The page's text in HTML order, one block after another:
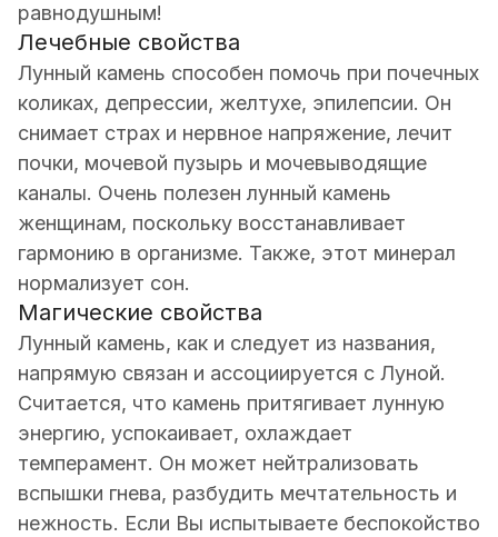
равнодушным!
Лечебные свойства
Лунный камень способен помочь при почечных
коликах, депрессии, желтухе, эпилепсии. Он
снимает страх и нервное напряжение, лечит
почки, мочевой пузырь и мочевыводящие
каналы. Очень полезен лунный камень
женщинам, поскольку восстанавливает
гармонию в организме. Также, этот минерал
нормализует сон.
Магические свойства
Лунный камень, как и следует из названия,
напрямую связан и ассоциируется с Луной.
Считается, что камень притягивает лунную
энергию, успокаивает, охлаждает
темперамент. Он может нейтрализовать
вспышки гнева, разбудить мечтательность и
нежность. Если Вы испытываете беспокойство